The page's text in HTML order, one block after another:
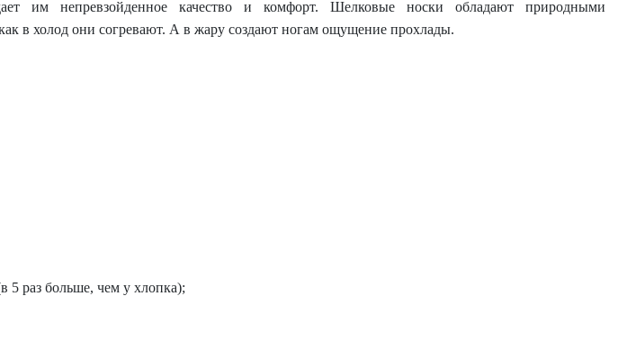
им непревзойденное качество и комфорт. Шелковые носки обладают природными
в холод они согревают. А в жару создают ногам ощущение прохлады.
5 раз больше, чем у хлопка);